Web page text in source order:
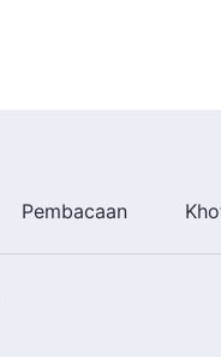
Pembacaan